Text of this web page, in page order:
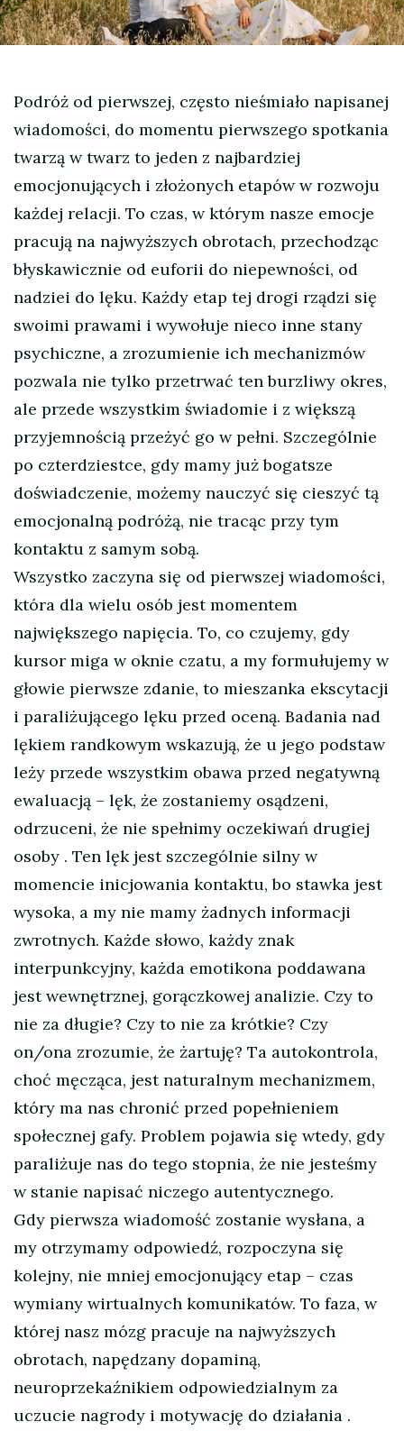
Podróż od pierwszej, często nieśmiało napisanej
wiadomości, do momentu pierwszego spotkania
twarzą w twarz to jeden z najbardziej
emocjonujących i złożonych etapów w rozwoju
każdej relacji. To czas, w którym nasze emocje
pracują na najwyższych obrotach, przechodząc
błyskawicznie od euforii do niepewności, od
nadziei do lęku. Każdy etap tej drogi rządzi się
swoimi prawami i wywołuje nieco inne stany
psychiczne, a zrozumienie ich mechanizmów
pozwala nie tylko przetrwać ten burzliwy okres,
ale przede wszystkim świadomie i z większą
przyjemnością przeżyć go w pełni. Szczególnie
po czterdziestce, gdy mamy już bogatsze
doświadczenie, możemy nauczyć się cieszyć tą
emocjonalną podróżą, nie tracąc przy tym
kontaktu z samym sobą.
Wszystko zaczyna się od pierwszej wiadomości,
która dla wielu osób jest momentem
największego napięcia. To, co czujemy, gdy
kursor miga w oknie czatu, a my formułujemy w
głowie pierwsze zdanie, to mieszanka ekscytacji
i paraliżującego lęku przed oceną. Badania nad
lękiem randkowym wskazują, że u jego podstaw
leży przede wszystkim obawa przed negatywną
ewaluacją – lęk, że zostaniemy osądzeni,
odrzuceni, że nie spełnimy oczekiwań drugiej
osoby . Ten lęk jest szczególnie silny w
momencie inicjowania kontaktu, bo stawka jest
wysoka, a my nie mamy żadnych informacji
zwrotnych. Każde słowo, każdy znak
interpunkcyjny, każda emotikona poddawana
jest wewnętrznej, gorączkowej analizie. Czy to
nie za długie? Czy to nie za krótkie? Czy
on/ona zrozumie, że żartuję? Ta autokontrola,
choć męcząca, jest naturalnym mechanizmem,
który ma nas chronić przed popełnieniem
społecznej gafy. Problem pojawia się wtedy, gdy
paraliżuje nas do tego stopnia, że nie jesteśmy
w stanie napisać niczego autentycznego.
Gdy pierwsza wiadomość zostanie wysłana, a
my otrzymamy odpowiedź, rozpoczyna się
kolejny, nie mniej emocjonujący etap – czas
wymiany wirtualnych komunikatów. To faza, w
której nasz mózg pracuje na najwyższych
obrotach, napędzany dopaminą,
neuroprzekaźnikiem odpowiedzialnym za
uczucie nagrody i motywację do działania .